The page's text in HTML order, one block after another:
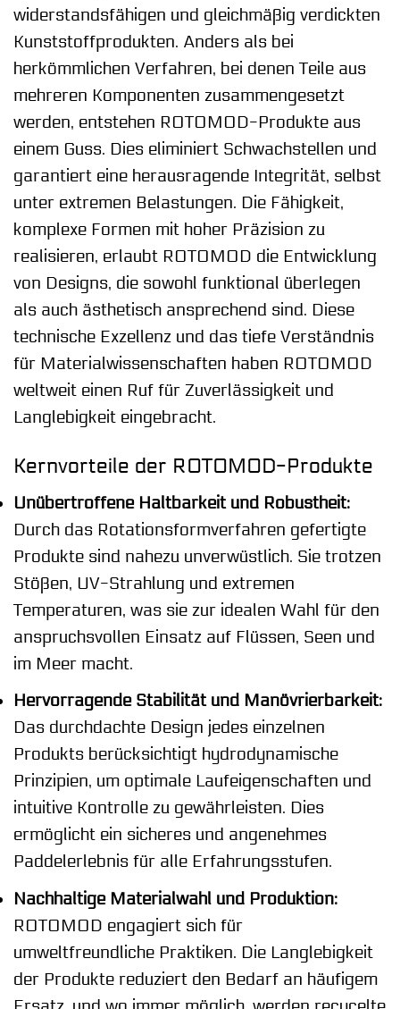
widerstandsfähigen und gleichmäßig verdickten
Kunststoffprodukten. Anders als bei
herkömmlichen Verfahren, bei denen Teile aus
mehreren Komponenten zusammengesetzt
werden, entstehen ROTOMOD-Produkte aus
einem Guss. Dies eliminiert Schwachstellen und
garantiert eine herausragende Integrität, selbst
unter extremen Belastungen. Die Fähigkeit,
komplexe Formen mit hoher Präzision zu
realisieren, erlaubt ROTOMOD die Entwicklung
von Designs, die sowohl funktional überlegen
als auch ästhetisch ansprechend sind. Diese
technische Exzellenz und das tiefe Verständnis
für Materialwissenschaften haben ROTOMOD
weltweit einen Ruf für Zuverlässigkeit und
Langlebigkeit eingebracht.
Kernvorteile der ROTOMOD-Produkte
Unübertroffene Haltbarkeit und Robustheit:
Durch das Rotationsformverfahren gefertigte
Produkte sind nahezu unverwüstlich. Sie trotzen
Stößen, UV-Strahlung und extremen
Temperaturen, was sie zur idealen Wahl für den
anspruchsvollen Einsatz auf Flüssen, Seen und
im Meer macht.
Hervorragende Stabilität und Manövrierbarkeit:
Das durchdachte Design jedes einzelnen
Produkts berücksichtigt hydrodynamische
Prinzipien, um optimale Laufeigenschaften und
intuitive Kontrolle zu gewährleisten. Dies
ermöglicht ein sicheres und angenehmes
Paddelerlebnis für alle Erfahrungsstufen.
Nachhaltige Materialwahl und Produktion:
ROTOMOD engagiert sich für
umweltfreundliche Praktiken. Die Langlebigkeit
der Produkte reduziert den Bedarf an häufigem